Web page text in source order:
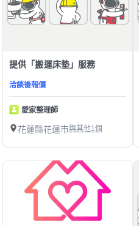
提供「搬運床墊」服務
洽談後報價
愛家整理師
花蓮縣花蓮市與其他1個